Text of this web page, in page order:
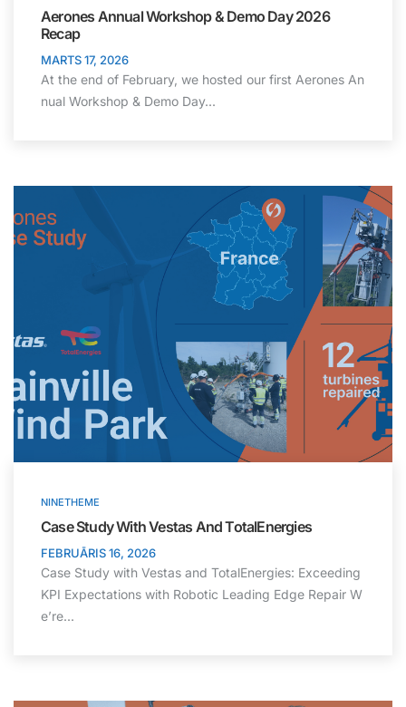
Aerones Annual Workshop & Demo Day 2026
Recap
MARTS 17, 2026
At the end of February, we hosted our first Aerones An
nual Workshop & Demo Day...
NINETHEME
Case Study With Vestas And TotalEnergies
FEBRUĀRIS 16, 2026
Case Study with Vestas and TotalEnergies: Exceeding
KPI Expectations with Robotic Leading Edge Repair W
e’re...